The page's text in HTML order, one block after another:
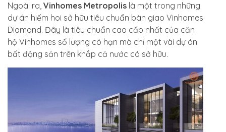
Ngoài ra, Vinhomes Metropolis là một trong những
dự án hiếm hoi sở hữu tiêu chuẩn bàn giao Vinhomes
Diamond. Đây là tiêu chuẩn cao cấp nhất của căn
hộ Vinhomes số lượng có hạn mà chỉ một vài dự án
bất động sản trên khắp cả nước có sở hữu.